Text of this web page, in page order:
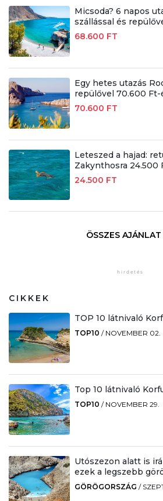
Micsoda? 6 napos
szállással és
68.600 FT
Egy hetes utazás
repülővel 70.600 Ft-
70.600 FT
Leteszed a hajad:
Zakynthosra 24.500
24.500 FT
ÖSSZES AJÁNLAT
CIKKEK
TOP 10 látnivaló
TOP10 / NOVEMBER 02.
Top 10 látnivaló
TOP10 / NOVEMBER 29.
Utószezon alatt is
ezek a legszebb
GÖRÖGORSZÁG /